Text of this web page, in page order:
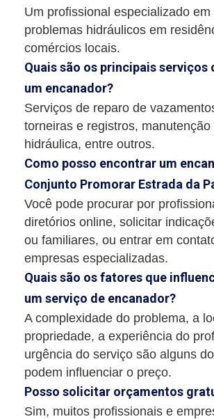
Um profissional especializado em
problemas hidráulicos em
comércios locais.
Quais são os principais
um encanador?
Serviços de reparo de
torneiras e registros, manutenção
hidráulica, entre outros.
Como posso encontrar um
Conjunto Promorar Estrada da
Você pode procurar por
diretórios online, solicitar
ou familiares, ou entrar em
empresas especializadas.
Quais são os fatores que
um serviço de encanador?
A complexidade do problema, a
propriedade, a experiência do
urgência do serviço são alguns
podem influenciar o preço.
Posso solicitar orçamentos
Sim, muitos profissionais e